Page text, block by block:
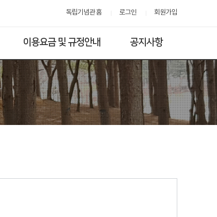
독립기념관 홈 로그인 회원가입
이용요금 및 규정안내 공지사항